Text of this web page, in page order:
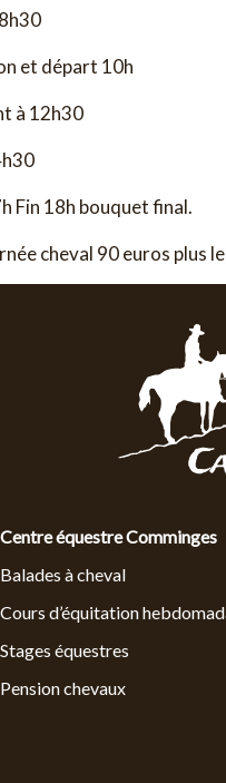
et départ 10h
à 12h30
Fin 18h bouquet final.
cheval 90 euros plus
Centre équestre Comminges
Balades à cheval
Cours d’équitation
Stages équestres
Pension chevaux